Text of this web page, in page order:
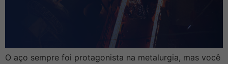
O aço sempre foi protagonista na metalurgia, mas você